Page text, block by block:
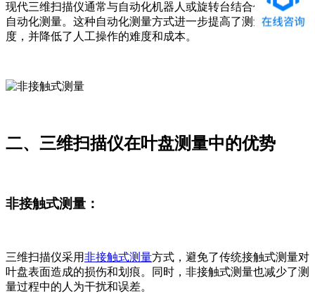
现代三维扫描仪通常与自动化机器人或旋转台结合使用，实现
自动化测量。这种自动化测量方式进一步提高了测量效率和精
度，并降低了人工操作的难度和成本。
二、三维扫描仪在叶盘测量中的优势
非接触式测量：
三维扫描仪采用非接触式测量方式，避免了传统接触式测量对
叶盘表面造成的损伤和划痕。同时，非接触式测量也减少了测
量过程中的人为干扰和误差。